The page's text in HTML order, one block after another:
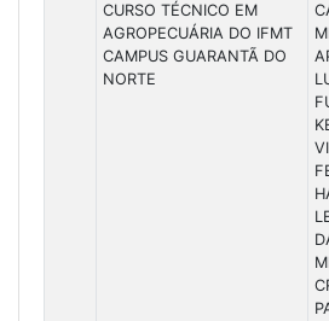
CURSO TÉCNICO EM
AGROPECUÁRIA DO IFMT
CAMPUS GUARANTÃ DO
NORTE